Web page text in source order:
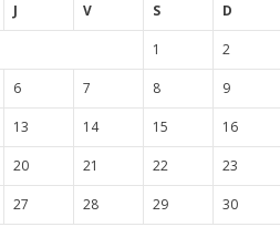
J V S D
1 2
6 7 8 9
13 14 15 16
20 21 22 23
27 28 29 30